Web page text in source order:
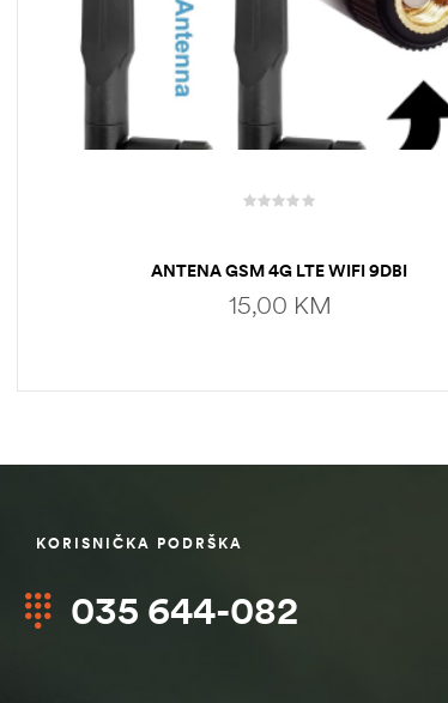
ANTENA GSM 4G LTE WIFI 9DBI
15,00 KM
KORISNIČKA PODRŠKA
035 644-082